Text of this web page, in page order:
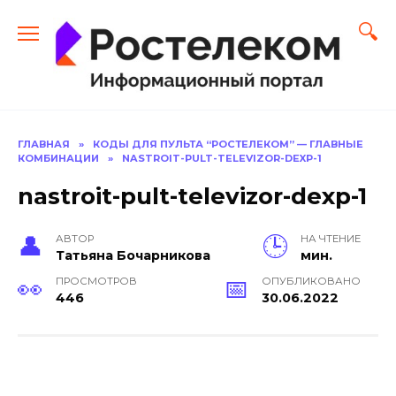
содержанию
ГЛАВНАЯ »
КОДЫ ДЛЯ ПУЛЬТА “РОСТЕЛЕКОМ” — ГЛАВНЫЕ
КОМБИНАЦИИ
» NASTROIT-PULT-TELEVIZOR-DEXP-1
nastroit-pult-televizor-dexp-1
АВТОР
Тать­яна Бо­чар­ни­кова
НА ЧТЕНИЕ
мин.
ПРОСМОТРОВ
446
ОПУБЛИКОВАНО
30.06.2022